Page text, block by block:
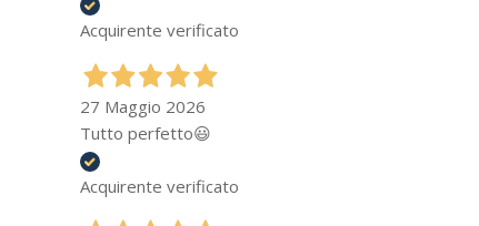
Acquirente verificato
27 Maggio 2026
Tutto perfetto😃
Acquirente verificato